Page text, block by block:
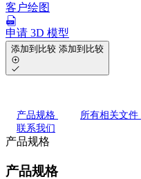
客户绘图
申请 3D 模型
添加到比较 添加到比较
产品规格 所有相关文件
联系我们
产品规格
产品规格